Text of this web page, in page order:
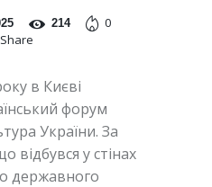
214
0
Share
в Києві
форум
України. За
відбувся у стінах
державного